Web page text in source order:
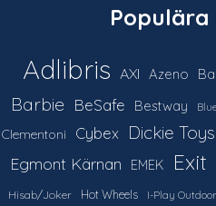
Populära
Adlibris AXI Azeno
Barbie BeSafe Bestway
Clementoni Cybex Dickie Toys
Egmont Kärnan EMEK Exit
Hisab/Joker Hot Wheels I-Play